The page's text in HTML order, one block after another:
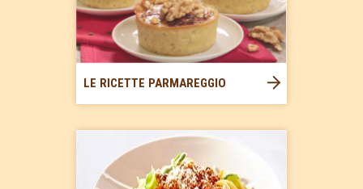
LE RICETTE PARMAREGGIO